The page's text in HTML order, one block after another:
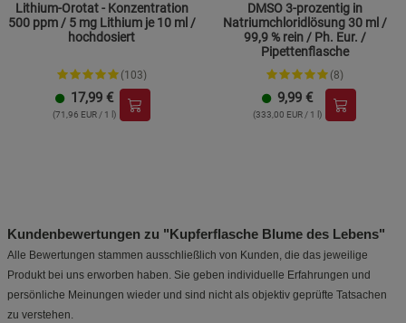
Lithium-Orotat - Konzentration
500 ppm / 5 mg Lithium je 10 ml /
hochdosiert
(103)
17,99 €
(71,96 EUR / 1 l)
DMSO 3-prozentig in
Natriumchloridlösung 30 ml /
99,9 % rein / Ph. Eur. /
Pipettenflasche
(8)
9,99 €
(333,00 EUR / 1 l)
Kundenbewertungen zu "Kupferflasche Blume des Lebens"
Alle Bewertungen stammen ausschließlich von Kunden, die das jeweilige
Produkt bei uns erworben haben. Sie geben individuelle Erfahrungen und
persönliche Meinungen wieder und sind nicht als objektiv geprüfte Tatsachen
zu verstehen.